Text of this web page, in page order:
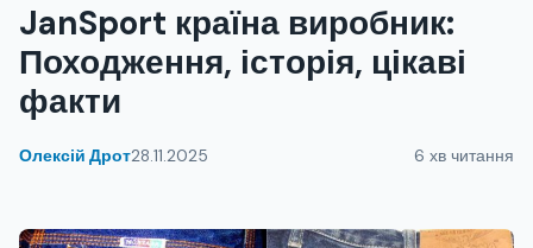
JanSport країна виробник:
Походження, історія, цікаві
факти
Олексій Дрот28.11.2025 6 хв читання